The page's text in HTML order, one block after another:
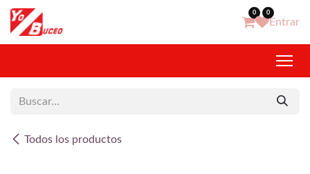
Ir al contenido 0 0
Entrar
Todos los productos